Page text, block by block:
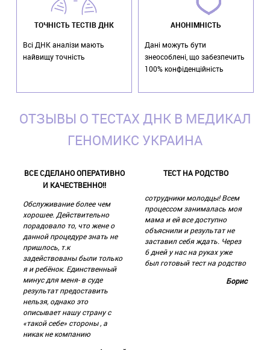
ТОЧНІСТЬ ТЕСТІВ ДНК
Всі ДНК аналізи мають
найвищу точність
АНОНІМНІСТЬ
Дані можуть бути
знеособлені, що забезпечить
100% конфіденційність
ОТЗЫВЫ О ТЕСТАХ ДНК В МЕДИКАЛ
ГЕНОМИКС УКРАИНА
ВСЕ СДЕЛАНО ОПЕРАТИВНО
И КАЧЕСТВЕННО!!
Обслуживание более чем
хорошее. Действительно
порадовало то, что жене о
данной процедуре знать не
пришлось, т.к
задействованы были только
я и ребёнок. Единственный
минус для меня- в суде
результат предоставить
нельзя, однако это
описывает нашу страну с
«такой себе» стороны , а
никак не компанию
ТЕСТ НА РОДСТВО
сотрудники молодцы! Всем
процессом занималась моя
мама и ей все доступно
объяснили и результат не
заставил себя ждать. Через
6 дней у нас на руках уже
был готовый тест на родство
Борис